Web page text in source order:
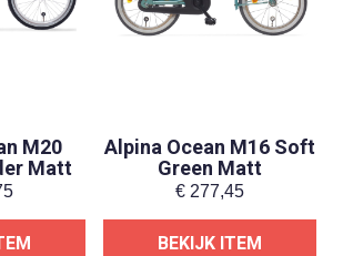
M20
Matt
Alpina Ocean M16 Soft
Green Matt
€ 277,45
BEKIJK ITEM